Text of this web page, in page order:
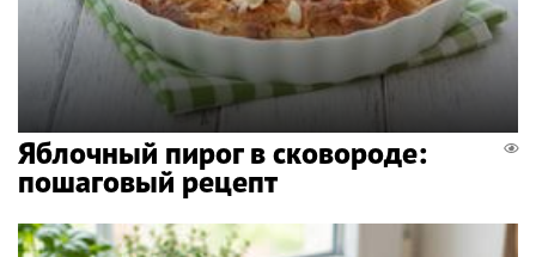
Яблочный пирог в сковороде:
пошаговый рецепт